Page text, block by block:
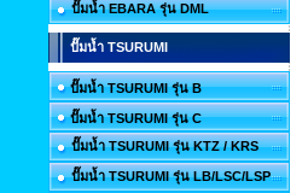
ปั๊มน้ำ EBARA รุ่น DML
ปั๊มน้ำ TSURUMI
ปั๊มน้ำ TSURUMI รุ่น B
ปั๊มน้ำ TSURUMI รุ่น C
ปั๊มน้ำ TSURUMI รุ่น KTZ / KRS
ปั๊มน้ำ TSURUMI รุ่น LB/LSC/LSP